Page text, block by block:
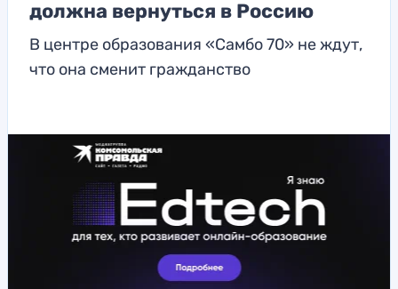
должна вернуться в Россию
В центре образования «Самбо 70» не ждут,
что она сменит гражданство